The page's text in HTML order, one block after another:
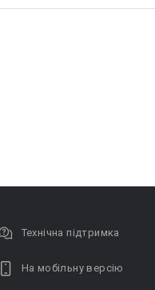
Технічна підтримка
На мобільну версію